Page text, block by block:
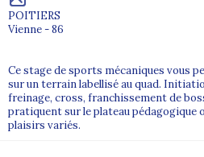
POITIERS
Vienne - 86
Ce stage de sports mécaniques vous
sur un terrain labellisé au quad.
freinage, cross, franchissement de
pratiquent sur le plateau pédagogique
plaisirs variés.